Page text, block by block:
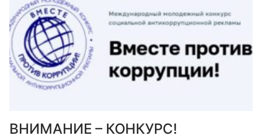
ВНИМАНИЕ – КОНКУРС!